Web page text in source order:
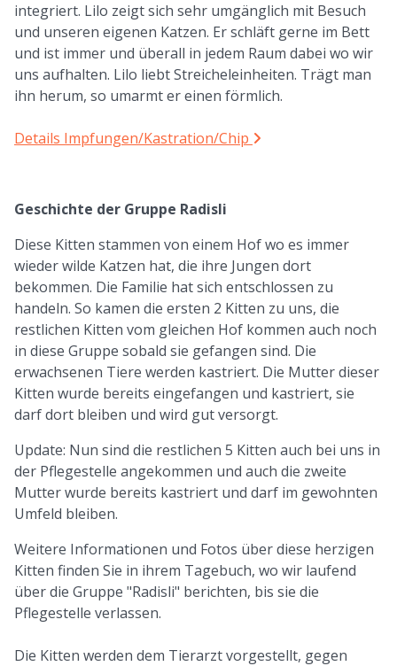
integriert. Lilo zeigt sich sehr umgänglich mit Besuch
und unseren eigenen Katzen. Er schläft gerne im Bett
und ist immer und überall in jedem Raum dabei wo wir
uns aufhalten. Lilo liebt Streicheleinheiten. Trägt man
ihn herum, so umarmt er einen förmlich.
Details Impfungen/Kastration/Chip
Geschichte der Gruppe Radisli
Diese Kitten stammen von einem Hof wo es immer
wieder wilde Katzen hat, die ihre Jungen dort
bekommen. Die Familie hat sich entschlossen zu
handeln. So kamen die ersten 2 Kitten zu uns, die
restlichen Kitten vom gleichen Hof kommen auch noch
in diese Gruppe sobald sie gefangen sind. Die
erwachsenen Tiere werden kastriert. Die Mutter dieser
Kitten wurde bereits eingefangen und kastriert, sie
darf dort bleiben und wird gut versorgt.
Update: Nun sind die restlichen 5 Kitten auch bei uns in
der Pflegestelle angekommen und auch die zweite
Mutter wurde bereits kastriert und darf im gewohnten
Umfeld bleiben.
Weitere Informationen und Fotos über diese herzigen
Kitten finden Sie in ihrem Tagebuch, wo wir laufend
über die Gruppe "Radisli" berichten, bis sie die
Pflegestelle verlassen.
Die Kitten werden dem Tierarzt vorgestellt, gegen